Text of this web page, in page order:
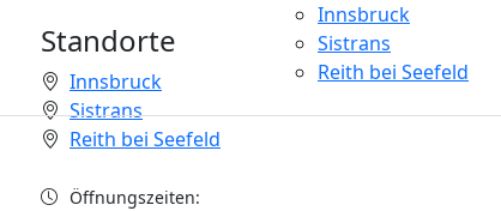
Innsbruck
Sistrans
Reith bei Seefeld
Standorte
Innsbruck
Sistrans
Reith bei Seefeld
Öffnungszeiten: